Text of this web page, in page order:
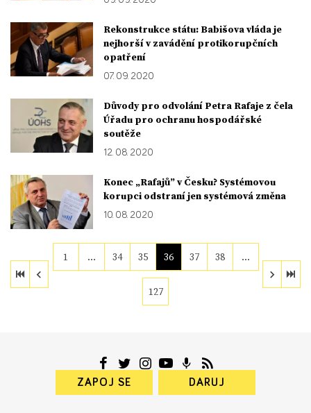
Rekonstrukce státu: Babišova vláda je
nejhorší v zavádění protikorupčních
opatření
07. 09. 2020
Důvody pro odvolání Petra Rafaje z čela
Úřadu pro ochranu hospodářské
soutěže
12. 08. 2020
Konec „Rafajů” v Česku? Systémovou
korupci odstraní jen systémová změna
10. 08. 2020
1 … 34 35 36 37 38 …
127
ZAPOJ SE DARUJ